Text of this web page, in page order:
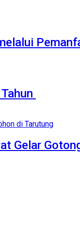
Gelar